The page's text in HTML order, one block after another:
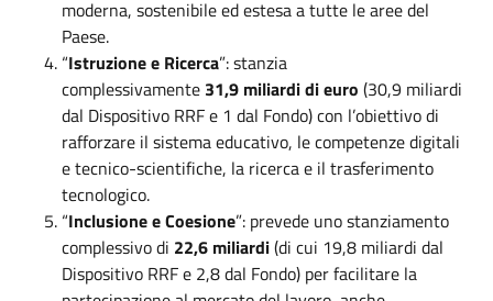
moderna, sostenibile ed estesa a tutte le aree del
Paese.
“Istruzione e Ricerca”: stanzia
complessivamente 31,9 miliardi di euro (30,9 miliardi
dal Dispositivo RRF e 1 dal Fondo) con l’obiettivo di
rafforzare il sistema educativo, le competenze digitali
e tecnico-scientifiche, la ricerca e il trasferimento
tecnologico.
“Inclusione e Coesione”: prevede uno stanziamento
complessivo di 22,6 miliardi(di cui 19,8 miliardi dal
Dispositivo RRF e 2,8 dal Fondo) per facilitare la